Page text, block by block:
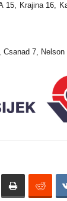
Krajina 16,
7, Nelson